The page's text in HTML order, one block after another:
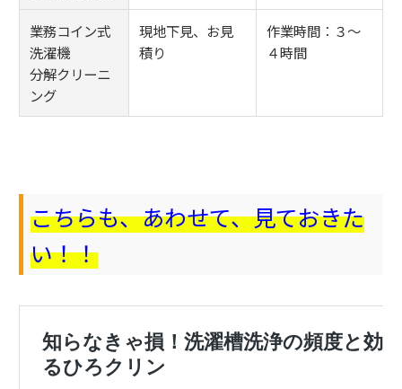
業務コイン式
洗濯機
分解クリーニ
ング
現地下見、お見
積り
作業時間：３～
４時間
こちらも、あわせて、見ておきた
い！！